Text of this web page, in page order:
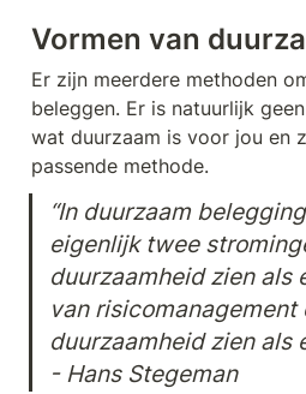
beleggingsadvies of advies met
verzekeringsgerelateerde
Vormen van
Er zijn meerdere methoden
beleggen. Er is natuurlijk
wat duurzaam is voor jou en
passende methode.
“In duurzaam
eigenlijk twee
duurzaamheid zien als
van risicomanagement
duurzaamheid zien als
- Hans Stegeman